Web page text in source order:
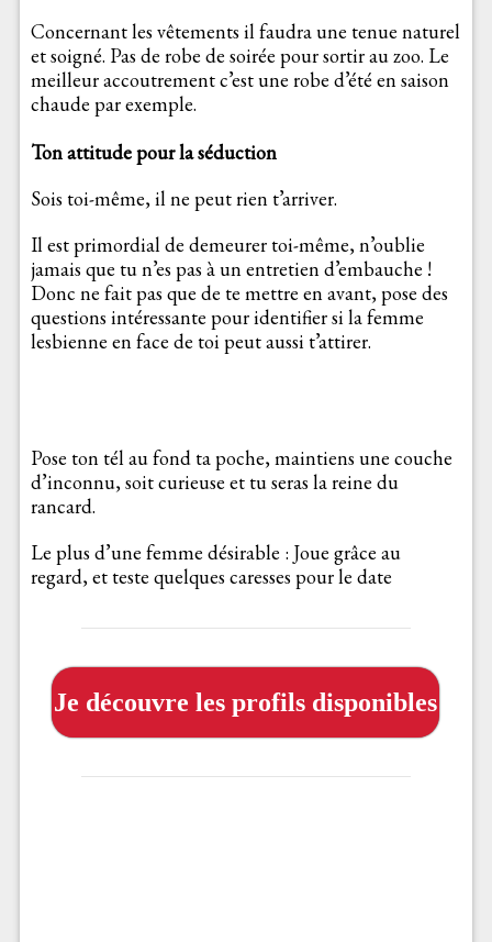
Concernant les vêtements il faudra une tenue naturel
et soigné. Pas de robe de soirée pour sortir au zoo. Le
meilleur accoutrement c’est une robe d’été en saison
chaude par exemple.
Ton attitude pour la séduction
Sois toi-même, il ne peut rien t’arriver.
Il est primordial de demeurer toi-même, n’oublie
jamais que tu n’es pas à un entretien d’embauche !
Donc ne fait pas que de te mettre en avant, pose des
questions intéressante pour identifier si la femme
lesbienne en face de toi peut aussi t’attirer.
Pose ton tél au fond ta poche, maintiens une couche
d’inconnu, soit curieuse et tu seras la reine du
rancard.
Le plus d’une femme désirable : Joue grâce au
regard, et teste quelques caresses pour le date
Je découvre les profils disponibles